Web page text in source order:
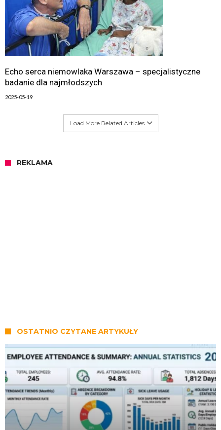
Echo serca niemowlaka Warszawa – specjalistyczne
badanie dla najmłodszych
2025-05-19
Load More Related Articles
REKLAMA
OSTATNIO CZYTANE ARTYKUŁY